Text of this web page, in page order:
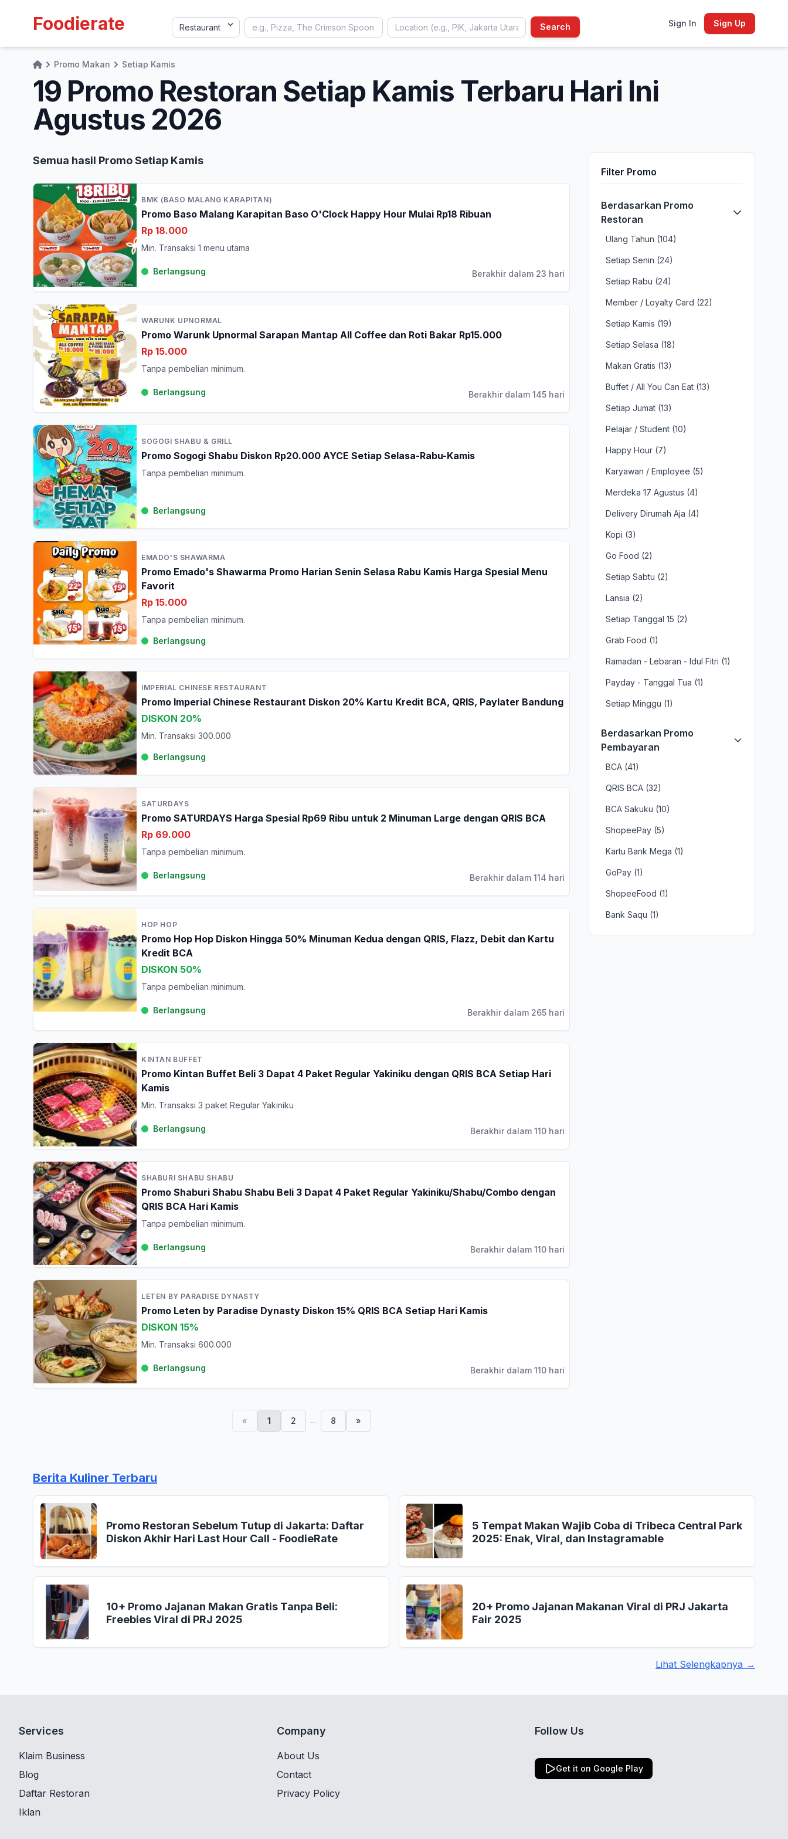
Foodierate Search Sign In Sign Up
HomePromo Makan Setiap Kamis
19 Promo Restoran Setiap Kamis Terbaru Hari Ini
Agustus 2026
Semua hasil Promo Setiap Kamis
BMK (BASO MALANG KARAPITAN)
Promo Baso Malang Karapitan Baso O'Clock Happy Hour Mulai Rp18 Ribuan
Rp 18.000
Min. Transaksi 1 menu utama
Berlangsung Berakhir dalam 23 hari
WARUNK UPNORMAL
Promo Warunk Upnormal Sarapan Mantap All Coffee dan Roti Bakar Rp15.000
Rp 15.000
Tanpa pembelian minimum.
Berlangsung Berakhir dalam 145 hari
SOGOGI SHABU & GRILL
Promo Sogogi Shabu Diskon Rp20.000 AYCE Setiap Selasa-Rabu-Kamis
Tanpa pembelian minimum.
Berlangsung
EMADO'S SHAWARMA
Promo Emado's Shawarma Promo Harian Senin Selasa Rabu Kamis Harga Spesial Menu
Favorit
Rp 15.000
Tanpa pembelian minimum.
Berlangsung
IMPERIAL CHINESE RESTAURANT
Promo Imperial Chinese Restaurant Diskon 20% Kartu Kredit BCA, QRIS, Paylater Bandung
DISKON 20%
Min. Transaksi 300.000
Berlangsung
SATURDAYS
Promo SATURDAYS Harga Spesial Rp69 Ribu untuk 2 Minuman Large dengan QRIS BCA
Rp 69.000
Tanpa pembelian minimum.
Berlangsung Berakhir dalam 114 hari
HOP HOP
Promo Hop Hop Diskon Hingga 50% Minuman Kedua dengan QRIS, Flazz, Debit dan Kartu
Kredit BCA
DISKON 50%
Tanpa pembelian minimum.
Berlangsung Berakhir dalam 265 hari
KINTAN BUFFET
Promo Kintan Buffet Beli 3 Dapat 4 Paket Regular Yakiniku dengan QRIS BCA Setiap Hari
Kamis
Min. Transaksi 3 paket Regular Yakiniku
Berlangsung Berakhir dalam 110 hari
SHABURI SHABU SHABU
Promo Shaburi Shabu Shabu Beli 3 Dapat 4 Paket Regular Yakiniku/Shabu/Combo dengan
QRIS BCA Hari Kamis
Tanpa pembelian minimum.
Berlangsung Berakhir dalam 110 hari
LETEN BY PARADISE DYNASTY
Promo Leten by Paradise Dynasty Diskon 15% QRIS BCA Setiap Hari Kamis
DISKON 15%
Min. Transaksi 600.000
Berlangsung Berakhir dalam 110 hari
« 1 2 ... 8 »
Filter Promo
Berdasarkan Promo
Restoran
Ulang Tahun (104)
Setiap Senin (24)
Setiap Rabu (24)
Member / Loyalty Card (22)
Setiap Kamis (19)
Setiap Selasa (18)
Makan Gratis (13)
Buffet / All You Can Eat (13)
Setiap Jumat (13)
Pelajar / Student (10)
Happy Hour (7)
Karyawan / Employee (5)
Merdeka 17 Agustus (4)
Delivery Dirumah Aja (4)
Kopi (3)
Go Food (2)
Setiap Sabtu (2)
Lansia (2)
Setiap Tanggal 15 (2)
Grab Food (1)
Ramadan - Lebaran - Idul Fitri (1)
Payday - Tanggal Tua (1)
Setiap Minggu (1)
Berdasarkan Promo
Pembayaran
BCA (41)
QRIS BCA (32)
BCA Sakuku (10)
ShopeePay (5)
Kartu Bank Mega (1)
GoPay (1)
ShopeeFood (1)
Bank Saqu (1)
Berita Kuliner Terbaru
Promo Restoran Sebelum Tutup di Jakarta: Daftar
Diskon Akhir Hari Last Hour Call - FoodieRate
5 Tempat Makan Wajib Coba di Tribeca Central Park
2025: Enak, Viral, dan Instagramable
10+ Promo Jajanan Makan Gratis Tanpa Beli:
Freebies Viral di PRJ 2025
20+ Promo Jajanan Makanan Viral di PRJ Jakarta
Fair 2025
Lihat Selengkapnya →
Services
Klaim Business
Blog
Daftar Restoran
Iklan
Company
About Us
Contact
Privacy Policy
Follow Us
Get it on Google Play